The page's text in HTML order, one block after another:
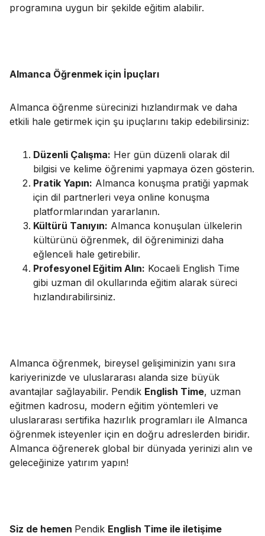
programına uygun bir şekilde eğitim alabilir.
Almanca Öğrenmek için İpuçları
Almanca öğrenme sürecinizi hızlandırmak ve daha
etkili hale getirmek için şu ipuçlarını takip edebilirsiniz:
Düzenli Çalışma: Her gün düzenli olarak dil
bilgisi ve kelime öğrenimi yapmaya özen gösterin.
Pratik Yapın: Almanca konuşma pratiği yapmak
için dil partnerleri veya online konuşma
platformlarından yararlanın.
Kültürü Tanıyın: Almanca konuşulan ülkelerin
kültürünü öğrenmek, dil öğreniminizi daha
eğlenceli hale getirebilir.
Profesyonel Eğitim Alın: Kocaeli English Time
gibi uzman dil okullarında eğitim alarak süreci
hızlandırabilirsiniz.
Almanca öğrenmek, bireysel gelişiminizin yanı sıra
kariyerinizde ve uluslararası alanda size büyük
avantajlar sağlayabilir. Pendik English Time, uzman
eğitmen kadrosu, modern eğitim yöntemleri ve
uluslararası sertifika hazırlık programları ile Almanca
öğrenmek isteyenler için en doğru adreslerden biridir.
Almanca öğrenerek global bir dünyada yerinizi alın ve
geleceğinize yatırım yapın!
Siz de hemen Pendik English Time ile iletişime